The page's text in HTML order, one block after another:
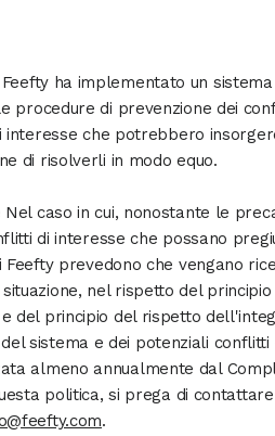
Feefty ha implementato un sistema
di prevenzione dei
interesse che potrebbero
di risolverli in modo equo.
Nel caso in cui, nonostante le
di interesse che possano
prevedono che vengano
nel rispetto del
del principio del rispetto
sistema e dei potenziali conflitti
almeno annualmente dal
politica, si prega di
.